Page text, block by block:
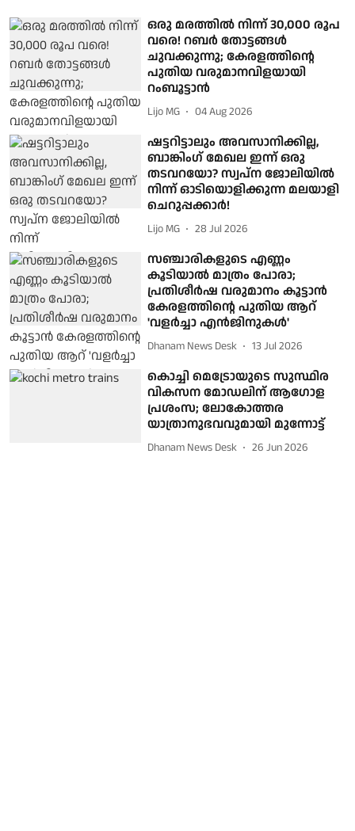
ഒരു മരത്തില്‍ നിന്ന് 30,000 രൂപ
വരെ! റബര്‍ തോട്ടങ്ങള്‍
ചുവക്കുന്നു; കേരളത്തിന്റെ
പുതിയ വരുമാനവിളയായി
റംബൂട്ടാന്‍
Lijo MG 04 Aug 2026
ഷട്ടറിട്ടാലും അവസാനിക്കില്ല,
ബാങ്കിംഗ് മേഖല ഇന്ന് ഒരു
തടവറയോ? സ്വപ്ന ജോലിയില്‍
നിന്ന് ഓടിയൊളിക്കുന്ന മലയാളി
ചെറുപ്പക്കാര്‍!
Lijo MG 28 Jul 2026
സഞ്ചാരികളുടെ എണ്ണം
കൂടിയാൽ മാത്രം പോരാ;
പ്രതിശീർഷ വരുമാനം കൂട്ടാൻ
കേരളത്തിന്റെ പുതിയ ആറ്
'വളർച്ചാ എൻജിനുകൾ'
Dhanam News Desk 13 Jul 2026
കൊച്ചി മെട്രോയുടെ സുസ്ഥിര
വികസന മോഡലിന് ആഗോള
പ്രശംസ; ലോകോത്തര
യാത്രാനുഭവവുമായി മുന്നോട്ട്
Dhanam News Desk 26 Jun 2026